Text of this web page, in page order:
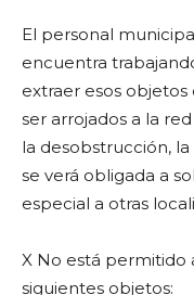
El personal
encuentra
extraer esos
ser arrojados a la
la desobstrucción,
se verá obligada a
especial a otras
X No está permitido
siguientes objetos: